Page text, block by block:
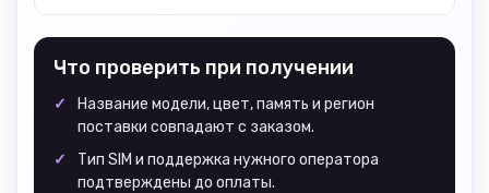
Что проверить при получении
Название модели, цвет, память и регион
поставки совпадают с заказом.
Тип SIM и поддержка нужного оператора
подтверждены до оплаты.